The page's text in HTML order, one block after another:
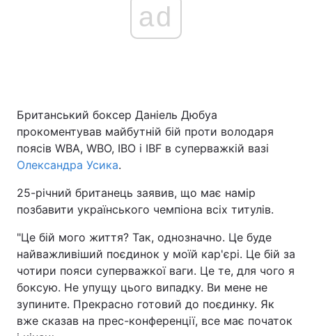
Головна Війна
Україна
Економіка Світ
Техно і зв'язок Лайт
Зброя Інциденти
Туризм
ad
Британський боксер Даніель Дюбуа
прокоментував майбутній бій проти володаря
поясів WBA, WBO, IBO і IBF в суперважкій вазі
Олександра Усика.
25-річний британець заявив, що має намір
позбавити українського чемпіона всіх титулів.
"Це бій мого життя? Так, однозначно. Це буде
найважливіший поєдинок у моїй кар'єрі. Це бій за
чотири пояси суперважкої ваги. Це те, для чого я
боксую. Не упущу цього випадку. Ви мене не
зупините. Прекрасно готовий до поєдинку. Як
вже сказав на прес-конференції, все має початок